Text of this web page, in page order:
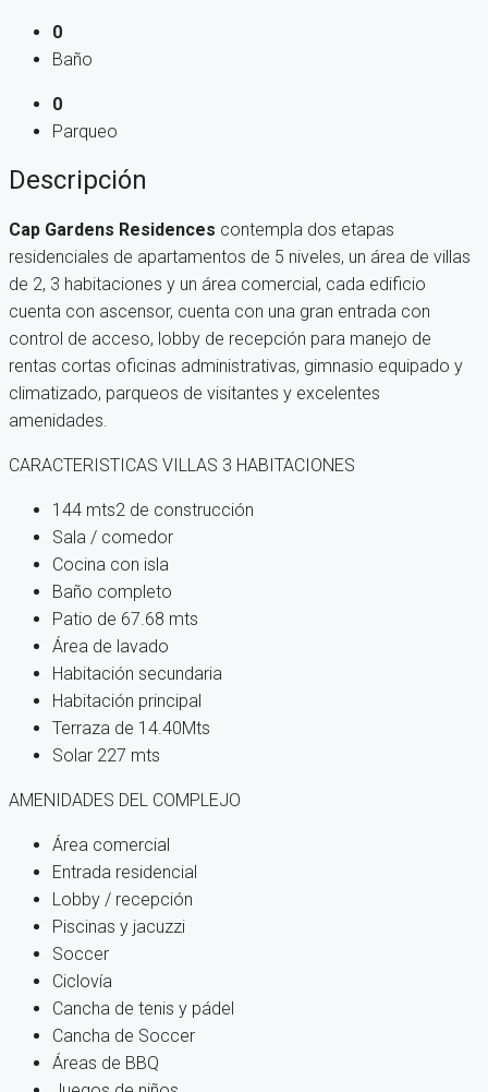
0
Baño
0
Parqueo
Descripción
Cap Gardens Residences contempla dos etapas
residenciales de apartamentos de 5 niveles, un área de villas
de 2, 3 habitaciones y un área comercial, cada edificio
cuenta con ascensor, cuenta con una gran entrada con
control de acceso, lobby de recepción para manejo de
rentas cortas oficinas administrativas, gimnasio equipado y
climatizado, parqueos de visitantes y excelentes
amenidades.
CARACTERISTICAS VILLAS 3 HABITACIONES
144 mts2 de construcción
Sala / comedor
Cocina con isla
Baño completo
Patio de 67.68 mts
Área de lavado
Habitación secundaria
Habitación principal
Terraza de 14.40Mts
Solar 227 mts
AMENIDADES DEL COMPLEJO
Área comercial
Entrada residencial
Lobby / recepción
Piscinas y jacuzzi
Soccer
Ciclovía
Cancha de tenis y pádel
Cancha de Soccer
Áreas de BBQ